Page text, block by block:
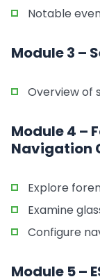
Notable
Module 3 –
Overview of
Module 4 –
Navigation
Explore
Examine
Configure
Module 5 –